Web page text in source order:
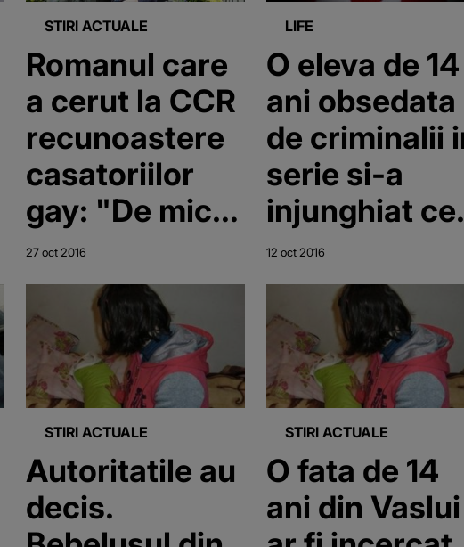
STIRI ACTUALE
Romanul care
a cerut la CCR
recunoastere
casatoriilor
gay: "De mic
copil am visat
să am o familie
şi de 14 ani o
clădesc alături
de soţul meu"
27 oct 2016
LIFE
O eleva de 14
ani obsedata
de criminalii
serie si-a
injunghiat
mai buna
prietena. Pe
"lista mortii"
se aflau 60
persoane,
inclusiv mama
si fratele
agresoarei
12 oct 2016
STIRI ACTUALE
Autoritatile au
decis.
STIRI ACTUALE
O fata de 14
ani din Vaslui